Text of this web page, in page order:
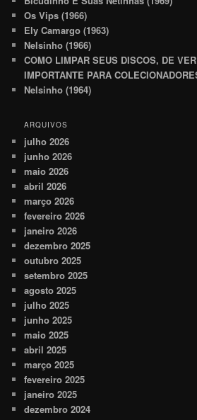
Os Vips (1966)
Ely Camargo (1963)
Nelsinho (1966)
COMO LIMPAR SEUS DISCOS, DE
IMPORTANTE PARA
Nelsinho (1964)
ARQUIVOS
julho 2026
junho 2026
maio 2026
abril 2026
março 2026
fevereiro 2026
janeiro 2026
dezembro 2025
outubro 2025
setembro 2025
agosto 2025
julho 2025
junho 2025
maio 2025
abril 2025
março 2025
fevereiro 2025
janeiro 2025
dezembro 2024